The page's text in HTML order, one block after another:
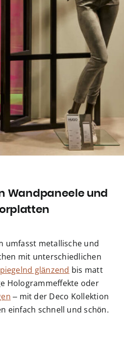
Wandpaneele und
umfasst metallische und
mit unterschiedlichen
glänzend bis matt
Hologrammeffekte oder
– mit der Deco Kollektion
einfach schnell und schön.